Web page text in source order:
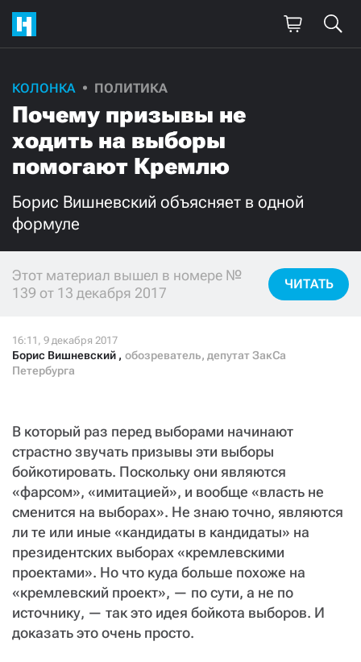
КОЛОНКА ПОЛИТИКА
Почему призывы не
ходить на выборы
помогают Кремлю
Борис Вишневский объясняет в одной
формуле
Этот материал вышел в номере №
139 от 13 декабря 2017
ЧИТАТЬ
Борис Вишневский , обозреватель, депутат ЗакСа
Петербурга
В который раз перед выборами начинают
страстно звучать призывы эти выборы
бойкотировать. Поскольку они являются
«фарсом», «имитацией», и вообще «власть не
сменится на выборах». Не знаю точно, являются
ли те или иные «кандидаты в кандидаты» на
президентских выборах «кремлевскими
проектами». Но что куда больше похоже на
«кремлевский проект», — по сути, а не по
источнику, — так это идея бойкота выборов. И
доказать это очень просто.
Поддержите
нашу работу!
Ежемесячно
3000 1000
Нажимая кнопку «Стать соучастником»,
я принимаю условия
Если у вас есть вопросы, пишите
звоните:
+7 (929) 612-03-68